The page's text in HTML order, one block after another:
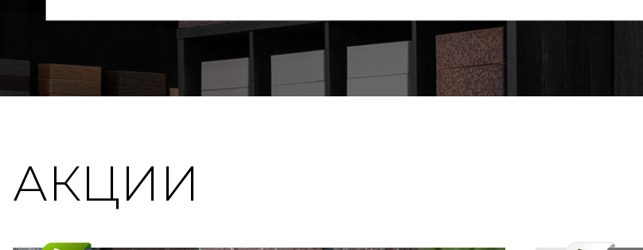
АКЦИИ